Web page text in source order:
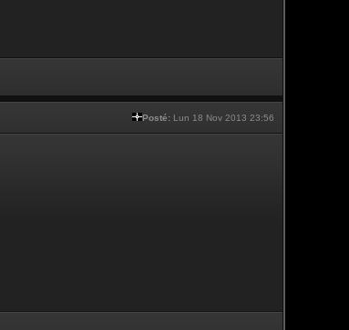
Posté: Lun 18 Nov 2013 23:56